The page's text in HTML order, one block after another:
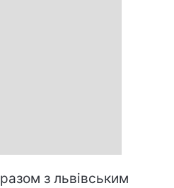
разом з львівським